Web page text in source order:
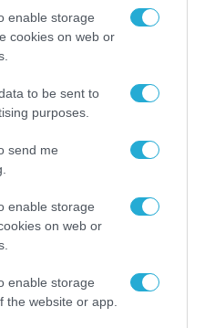
enable storage
cookies on web or
to be sent to
purposes.
send me
enable storage
on web or
enable storage
the website or app.